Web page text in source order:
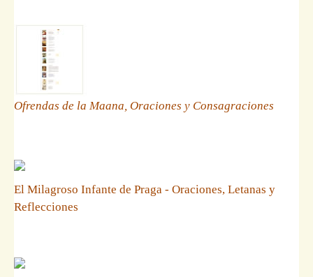
Ofrendas de la Maana, Oraciones y Consagraciones
El Milagroso Infante de Praga - Oraciones, Letanas y
Reflecciones